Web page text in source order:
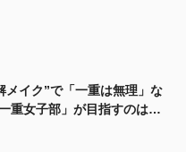
メイク”で「一重は無理」な
重女子部」が目指すのは、